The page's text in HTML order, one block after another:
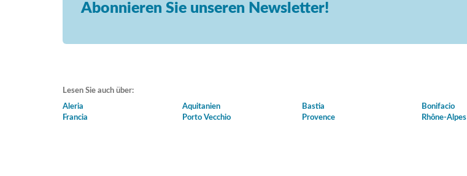
Abonnieren Sie unseren Newsletter!
Lesen Sie auch über:
Aleria
Aquitanien Bastia Bonifacio
Francia
Porto Vecchio Provence Rhône-Alpes